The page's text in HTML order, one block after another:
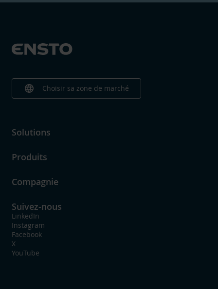
language Choisir sa zone de marché
Solutions
Produits
Compagnie
Suivez-nous
LinkedIn
Instagram
Facebook
X
YouTube